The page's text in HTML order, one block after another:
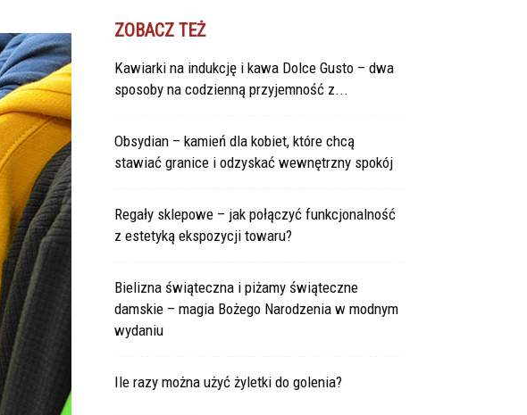
ZOBACZ TEŻ
Kawiarki na indukcję i kawa Dolce Gusto – dwa
sposoby na codzienną przyjemność z...
Obsydian – kamień dla kobiet, które chcą
stawiać granice i odzyskać wewnętrzny spokój
Regały sklepowe – jak połączyć funkcjonalność
z estetyką ekspozycji towaru?
Bielizna świąteczna i piżamy świąteczne
damskie – magia Bożego Narodzenia w modnym
wydaniu
Ile razy można użyć żyletki do golenia?